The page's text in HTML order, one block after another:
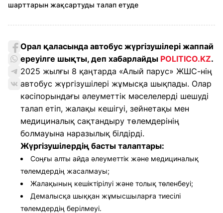
шарттарын жақсартуды талап етуде
Орал қаласында автобус жүргізушілері жаппай
ереуілге шықты, деп хабарлайды POLITICO.KZ.
2025 жылғы 8 қаңтарда «Алый парус» ЖШС-нің
автобус жүргізушілері жұмысқа шықпады. Олар
кәсіпорындағы әлеуметтік мәселелерді шешуді
талап етіп, жалақы кешігуі, зейнетақы мен
медициналық сақтандыру төлемдерінің
болмауына наразылық білдірді.
Жүргізушілердің басты талаптары:
Соңғы алты айда әлеуметтік және медициналық
төлемдердің жасалмауы;
Жалақының кешіктірілуі және толық төленбеуі;
Демалысқа шыққан жұмысшыларға тиесілі
төлемдердің берілмеуі.